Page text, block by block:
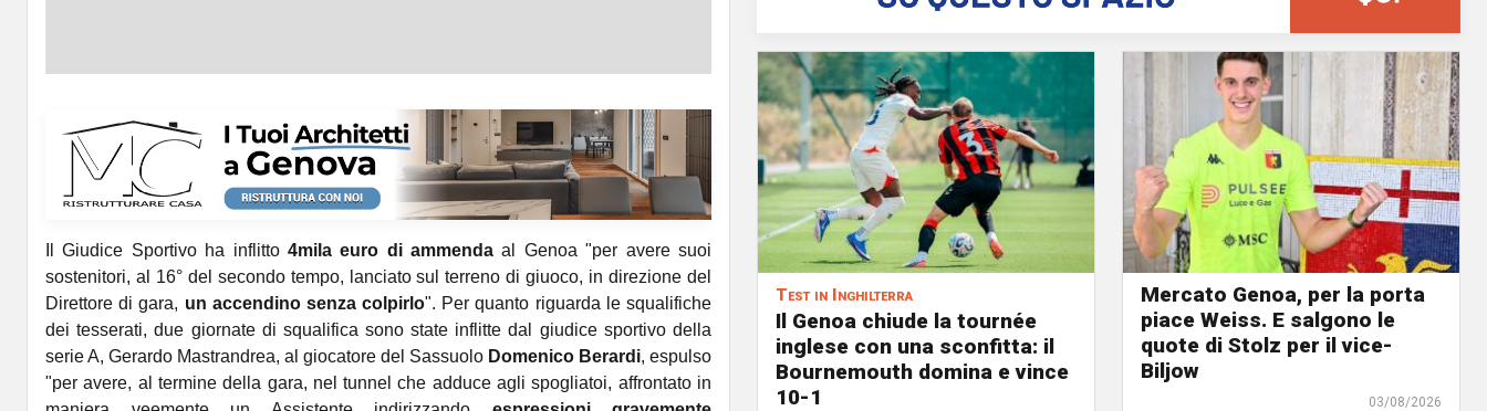
Il Giudice Sportivo ​ha inflitto 4mila euro di ammenda al Genoa "per avere suoi
sostenitori, al 16° del secondo tempo, lanciato sul terreno di giuoco, in direzione del
Direttore di gara, un accendino senza colpirlo". Per quanto riguarda le squalifiche
dei tesserati, due giornate di squalifica sono state inflitte dal giudice sportivo della
serie A, Gerardo Mastrandrea, al giocatore del Sassuolo Domenico Berardi, espulso
"per avere, al termine della gara, nel tunnel che adduce agli spogliatoi, affrontato in
Test in Inghilterra
Il Genoa chiude la tournée
inglese con una sconfitta: il
Bournemouth domina e vince
10-1
Mercato Genoa, per la porta
piace Weiss. E salgono le
quote di Stolz per il vice-
Biljow
03/08/2026